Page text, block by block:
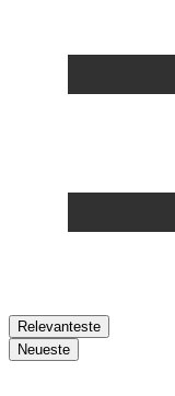
Relevanteste
Neueste